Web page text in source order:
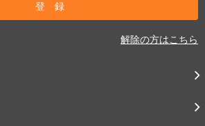
解除の方はこちら